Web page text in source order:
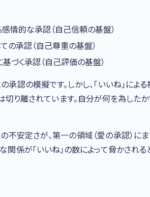
情的な承認（自己信頼の基盤）
承認（自己尊重の基盤）
づく承認（自己評価の基盤）
認の模擬です。しかし、「いいね」によ
切り離されています。自分が何を為した
安定さが、第一の領域（愛の承認）に
関係が「いいね」の数によって脅かされ